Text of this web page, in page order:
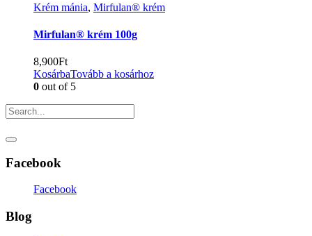
Krém mánia, Mirfulan® krém
Mirfulan® krém 100g
8,900Ft
KosárbaTovább a kosárhoz
0 out of 5
Facebook
Facebook
Blog